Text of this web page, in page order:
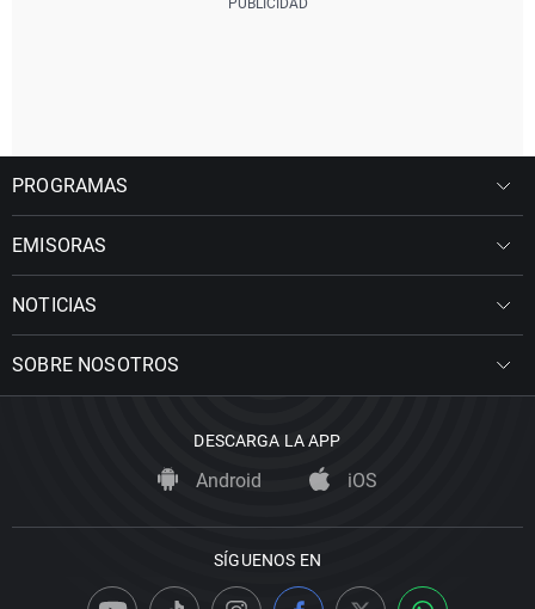
PROGRAMAS
EMISORAS
NOTICIAS
SOBRE NOSOTROS
DESCARGA LA APP
Android iOS
SÍGUENOS EN